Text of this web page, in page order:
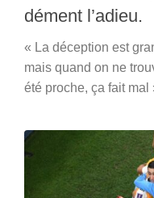
dément l’adieu.
« La déception est
mais quand on ne
été proche, ça fait mal